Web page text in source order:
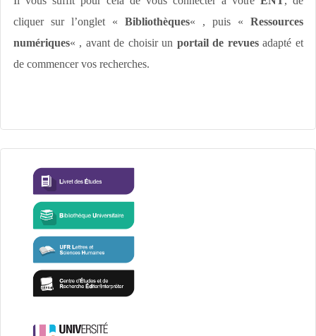
cliquer sur l’onglet « Bibliothèques« , puis « Ressources
numériques« , avant de choisir un portail de revuesadapté et
de commencer vos recherches.